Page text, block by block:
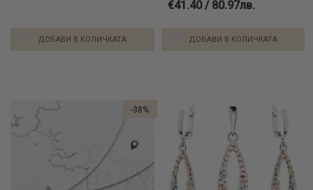
ДОБАВИ В КОЛИЧКАТА
€41.40 / 80.97лв.
ДОБАВИ В КОЛИЧКАТА
-38%